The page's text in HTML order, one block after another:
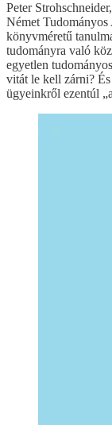
Peter
Német
könyvméretű
tudományra való
egyetlen
vitát le kell zárni?
ügyeinkről ezentúl